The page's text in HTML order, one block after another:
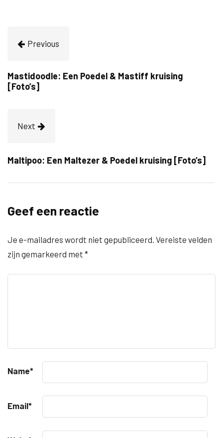
Previous
Mastidoodle: Een Poedel & Mastiff kruising
[Foto’s]
Next
Maltipoo: Een Maltezer & Poedel kruising [Foto’s]
Geef een reactie
Je e-mailadres wordt niet gepubliceerd. Vereiste velden
zijn gemarkeerd met *
Name*
Email*